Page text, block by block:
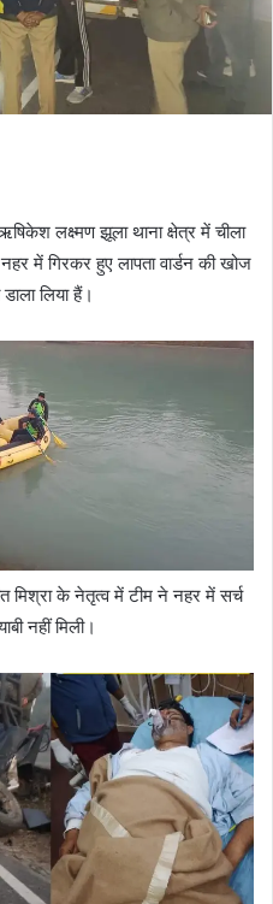
लक्ष्मण झूला थाना क्षेत्र में चीला
में गिरकर हुए लापता वार्डन की खोज
लिया हैं।
के नेतृत्व में टीम ने नहर में सर्च
नहीं मिली।